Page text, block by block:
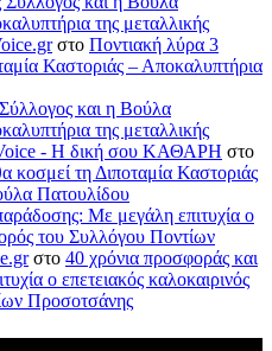
της μεταλλικής
στο Ποντιακή λύρα 3
Καστοριάς – Αποκαλυπτήρια
και η Βούλα
της μεταλλικής
- H δική σου ΚΑΘΑΡΗ στο
κοσμεί τη Διποταμία Καστοριάς
Πατουλίδου
Με μεγάλη επιτυχία ο
του Συλλόγου Ποντίων
στο 40 χρόνια προσφοράς και
ο επετειακός καλοκαιρινός
Προσοτσάνης